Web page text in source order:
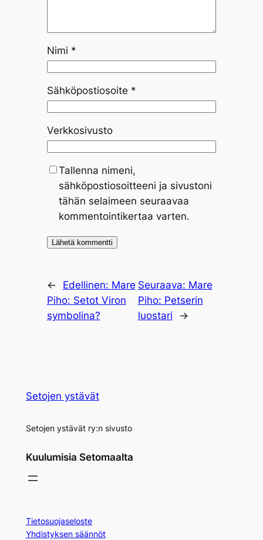
Nimi *
Sähköpostiosoite *
Verkkosivusto
Tallenna nimeni,
sähköpostiosoitteeni ja sivustoni
tähän selaimeen seuraavaa
kommentointikertaa varten.
← Edellinen: Mare
Piho: Setot Viron
symbolina?
Seuraava: Mare
Piho: Petserin
luostari
→
Setojen ystävät
Setojen ystävät ry:n sivusto
Kuulumisia Setomaalta
Tietosuojaseloste
Yhdistyksen säännöt